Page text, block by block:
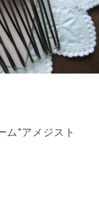
ム*アメジスト